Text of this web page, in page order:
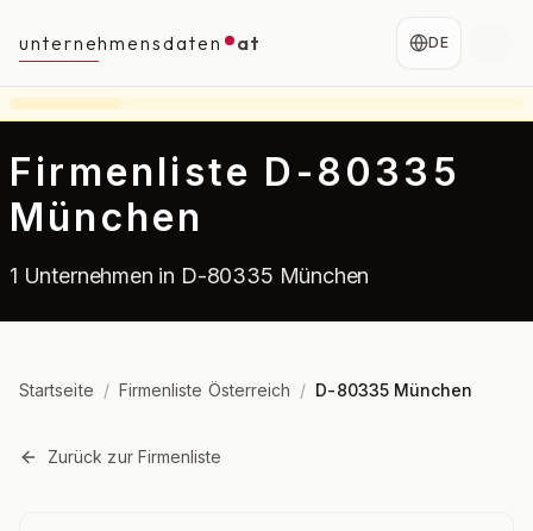
unternehmensdaten at DE
Firmenliste D-80335
München
1 Unternehmen in D-80335 München
Startseite / Firmenliste Österreich / D-80335 München
Zurück zur Firmenliste